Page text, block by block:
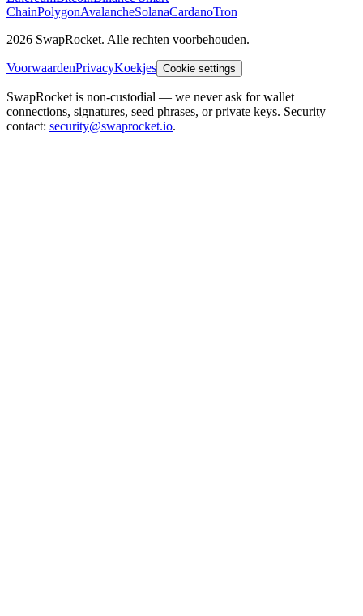
ChainPolygonAvalancheSolanaCardanoTron
2026 SwapRocket. Alle rechten voorbehouden.
VoorwaardenPrivacyKoekjes Cookie settings
SwapRocket is non-custodial — we never ask for wallet
connections, signatures, seed phrases, or private keys. Security
contact: security@swaprocket.io.